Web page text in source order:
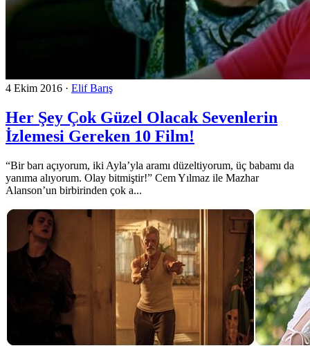
4 Ekim 2016 · Elif Barış
Her Şey Çok Güzel Olacak Sevenlerin
İzlemesi Gereken 10 Film!
“Bir barı açıyorum, iki Ayla’yla aramı düzeltiyorum, üç babamı da
yanıma alıyorum. Olay bitmiştir!” Cem Yılmaz ile Mazhar
Alanson’un birbirinden çok a...